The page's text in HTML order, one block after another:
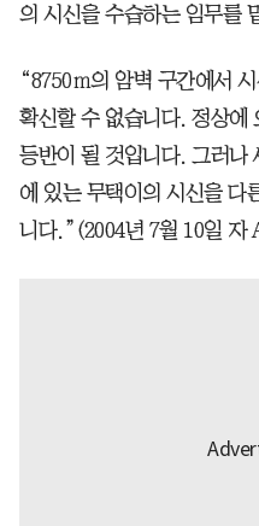
의 시신을 수습하는 임무를
“8750ｍ의 암벽 구간에서
확신할 수 없습니다. 정상에
등반이 될 것입니다. 그러나
에 있는 무택이의 시신을 다
니다.”(2004년 7월 10일 자